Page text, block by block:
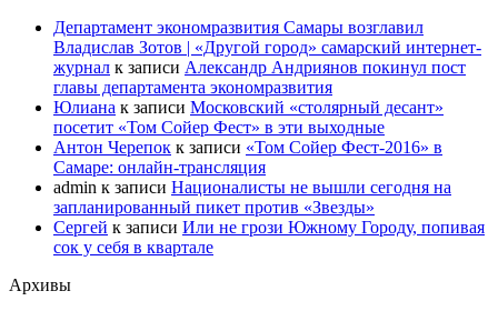
Департамент экономразвития Самары возглавил
Владислав Зотов | «Другой город» самарский интернет-
журнал к записи Александр Андриянов покинул пост
главы департамента экономразвития
Юлиана к записи Московский «столярный десант»
посетит «Том Сойер Фест» в эти выходные
Антон Черепок к записи «Том Сойер Фест-2016» в
Самаре: онлайн-трансляция
admin к записи Националисты не вышли сегодня на
запланированный пикет против «Звезды»
Сергей к записи Или не грози Южному Городу, попивая
сок у себя в квартале
Архивы